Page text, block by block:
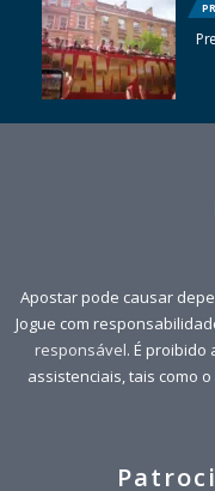
Apostar pode causar
Jogue com
responsável. É
assistenciais, tais como